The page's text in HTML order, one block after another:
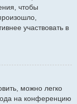
чтобы
участвовать в
можно легко
на конференцию